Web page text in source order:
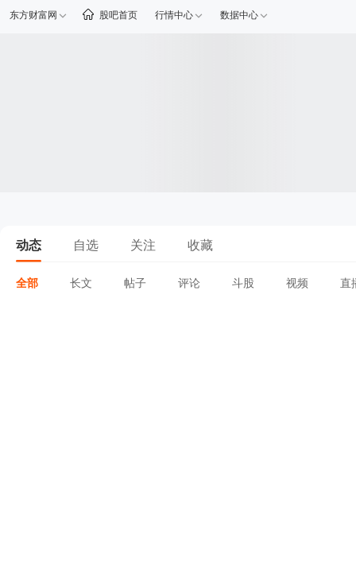
东方财富网 股吧首页 行情中心 数据中心
动态 自选 关注 收藏
全部 长文 帖子 评论 斗股 视频 直